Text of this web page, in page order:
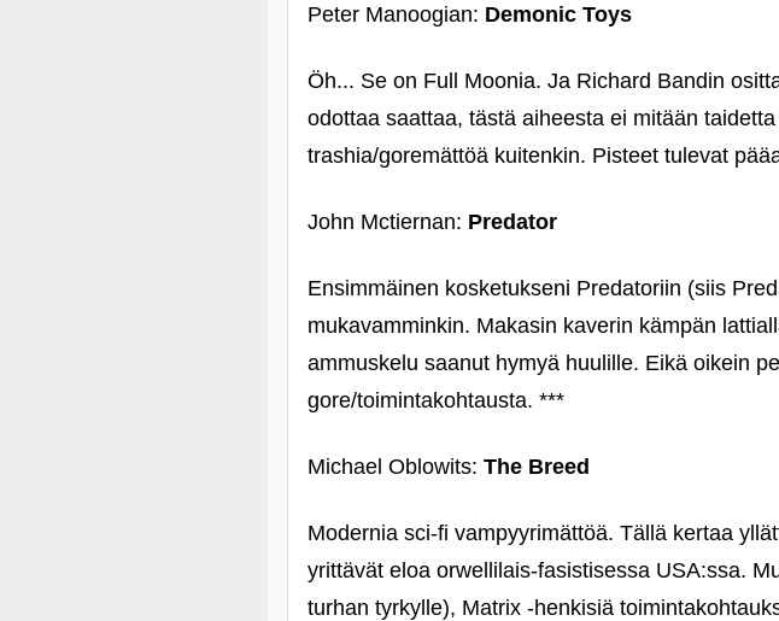
Peter Manoogian: Demonic Toys
Öh... Se on Full Moonia. Ja Richard Bandin
odottaa saattaa, tästä aiheesta ei mitään
trashia/goremättöä kuitenkin. Pisteet tulevat
John Mctiernan: Predator
Ensimmäinen kosketukseni Predatoriin (siis
mukavamminkin. Makasin kaverin kämpän
ammuskelu saanut hymyä huulille. Eikä oikein
gore/toimintakohtausta. ***
Michael Oblowits: The Breed
Modernia sci-fi vampyyrimättöä. Tällä kertaa
yrittävät eloa orwellilais-fasistisessa USA:ssa.
turhan tyrkylle), Matrix ‑henkisiä